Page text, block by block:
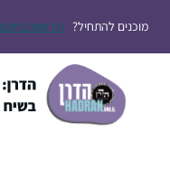
לתוכןמוכנים להתחיל? הירשמו בחינם